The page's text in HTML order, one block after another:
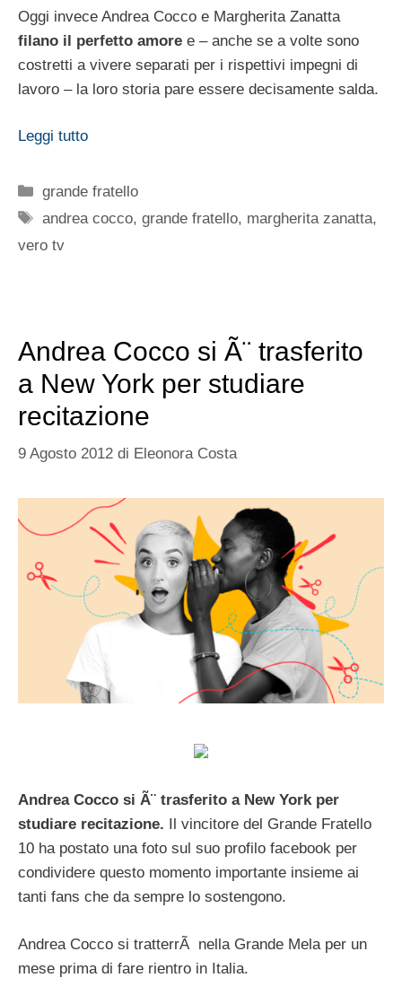
Oggi invece Andrea Cocco e Margherita Zanatta
filano il perfetto amore e – anche se a volte sono
costretti a vivere separati per i rispettivi impegni di
lavoro – la loro storia pare essere decisamente salda.
Leggi tutto
Categorie
grande fratello
Tag
andrea cocco,grande fratello, margherita zanatta,
vero tv
Andrea Cocco si Ã¨ trasferito
a New York per studiare
recitazione
9 Agosto 2012 di Eleonora Costa
Andrea Cocco si Ã¨ trasferito a New York per
studiare recitazione. Il vincitore del Grande Fratello
10 ha postato una foto sul suo profilo facebook per
condividere questo momento importante insieme ai
tanti fans che da sempre lo sostengono.
Andrea Cocco si tratterrÃ nella Grande Mela per un
mese prima di fare rientro in Italia.